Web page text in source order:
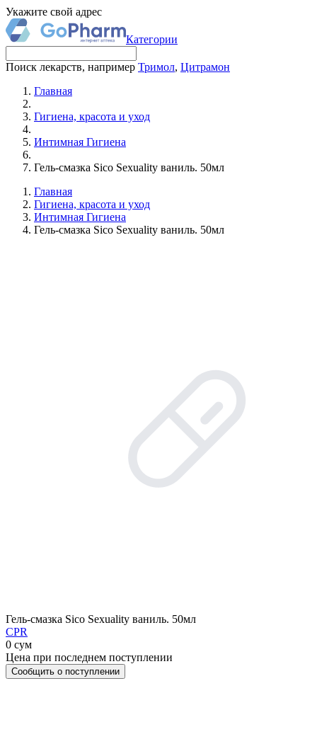
Укажите свой адрес
Категории
Поиск лекарств, например Тримол, Цитрамон
Главная
Гигиена, красота и уход
Интимная Гигиена
Гель-смазка Sico Sexuality ваниль. 50мл
Главная
Гигиена, красота и уход
Интимная Гигиена
Гель-смазка Sico Sexuality ваниль. 50мл
Гель-смазка Sico Sexuality ваниль. 50мл
CPR
0 сум
Цена при последнем поступлении
Сообщить о поступлении